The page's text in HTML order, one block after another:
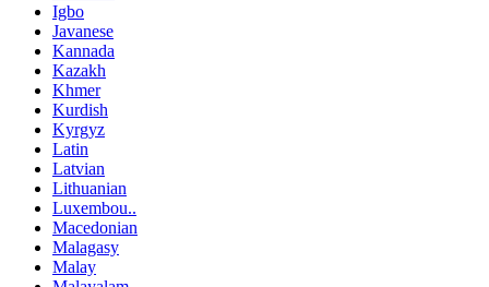
Igbo
Javanese
Kannada
Kazakh
Khmer
Kurdish
Kyrgyz
Latin
Latvian
Lithuanian
Luxembou..
Macedonian
Malagasy
Malay